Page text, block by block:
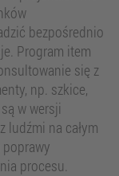
bezpośrednio
Program item
się z
np. szkice,
w wersji
ludźmi na całym
procesu.